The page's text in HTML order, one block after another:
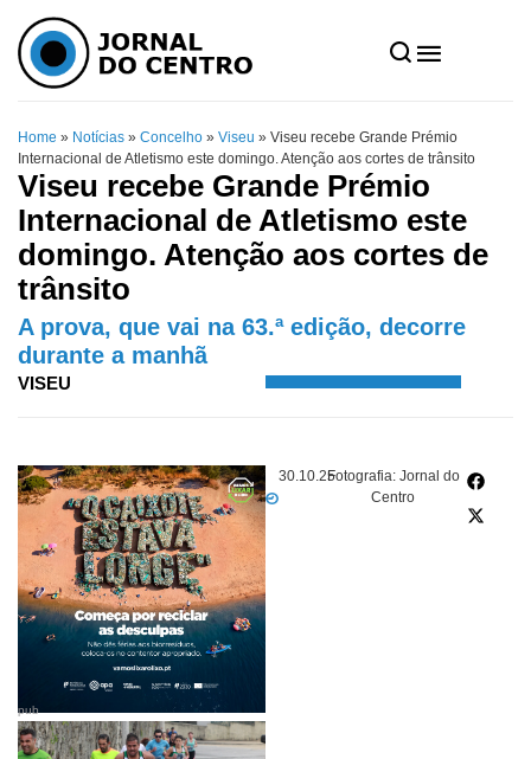
Home » Notícias » Concelho » Viseu » Viseu recebe Grande Prémio
Internacional de Atletismo este domingo. Atenção aos cortes de trânsito
Viseu recebe Grande Prémio
Internacional de Atletismo este
domingo. Atenção aos cortes de
trânsito
A prova, que vai na 63.ª edição, decorre
durante a manhã
VISEU
30.10.25Fotografia: Jornal do
Centro
pub